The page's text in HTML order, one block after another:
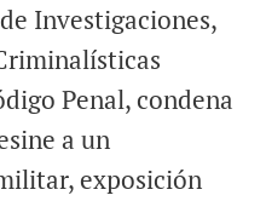
Investigaciones,
Penal, condena
a un
exposición